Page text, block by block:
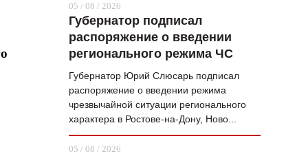
05 / 08 / 2026
Губернатор подписал
распоряжение о введении
регионального режима ЧС
Губернатор Юрий Слюсарь подписал
распоряжение о введении режима
чрезвычайной ситуации регионального
характера в Ростове-на-Дону, Ново...
05 / 08 / 2026